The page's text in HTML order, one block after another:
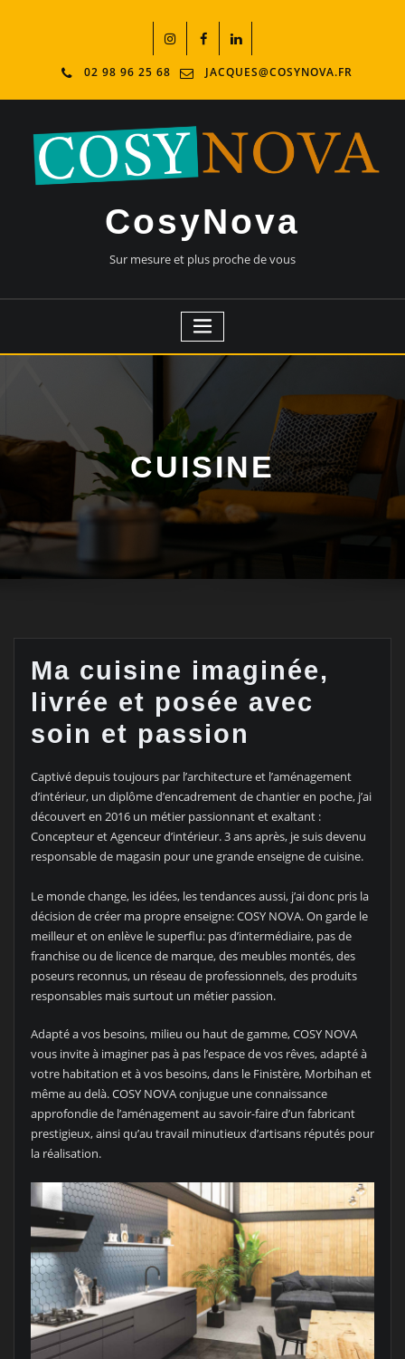
02 98 96 25 68 JACQUES@COSYNOVA.FR
CosyNova
Sur mesure et plus proche de vous
CUISINE
Ma cuisine imaginée,
livrée et posée avec
soin et passion
Captivé depuis toujours par l’architecture et l’aménagement
d’intérieur, un diplôme d’encadrement de chantier en poche, j’ai
découvert en 2016 un métier passionnant et exaltant :
Concepteur et Agenceur d’intérieur. 3 ans après, je suis devenu
responsable de magasin pour une grande enseigne de cuisine.
Le monde change, les idées, les tendances aussi, j’ai donc pris la
décision de créer ma propre enseigne: COSY NOVA. On garde le
meilleur et on enlève le superflu: pas d’intermédiaire, pas de
franchise ou de licence de marque, des meubles montés, des
poseurs reconnus, un réseau de professionnels, des produits
responsables mais surtout un métier passion.
Adapté a vos besoins, milieu ou haut de gamme, COSY NOVA
vous invite à imaginer pas à pas l’espace de vos rêves, adapté à
votre habitation et à vos besoins, dans le Finistère, Morbihan et
même au delà. COSY NOVA conjugue une connaissance
approfondie de l’aménagement au savoir-faire d’un fabricant
prestigieux, ainsi qu’au travail minutieux d’artisans réputés pour
la réalisation.